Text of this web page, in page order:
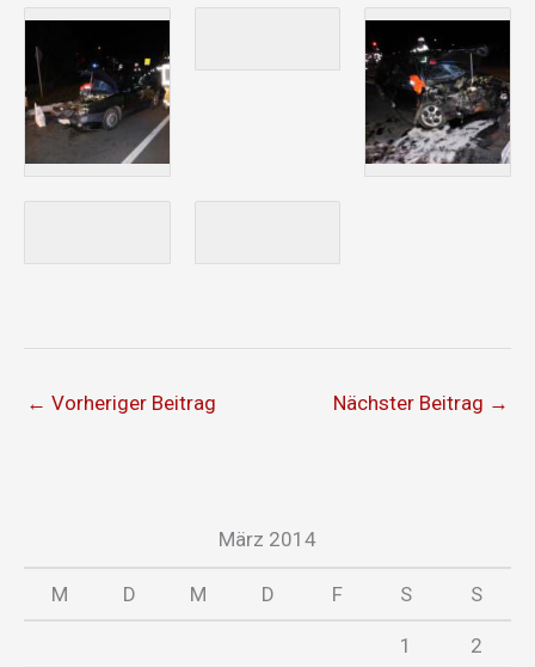
← Vorheriger Beitrag Nächster Beitrag →
März 2014
M D M D F S S
1
2